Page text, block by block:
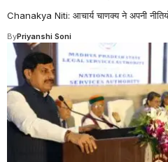
Chanakya Niti: आचार्य चाणक्य ने अपनी
ByPriyanshi Soni